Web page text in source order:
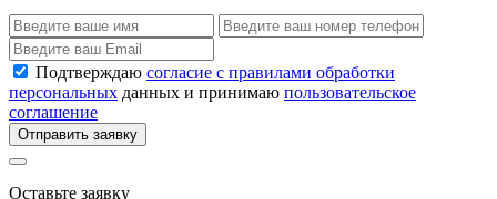
Подтверждаю согласие с правилами обработки
персональных данных и принимаю пользовательское
соглашение
Отправить заявку
Оставьте заявку